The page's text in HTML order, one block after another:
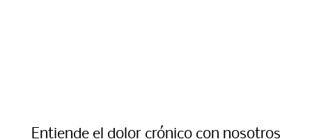
Entiende el dolor crónico con nosotros